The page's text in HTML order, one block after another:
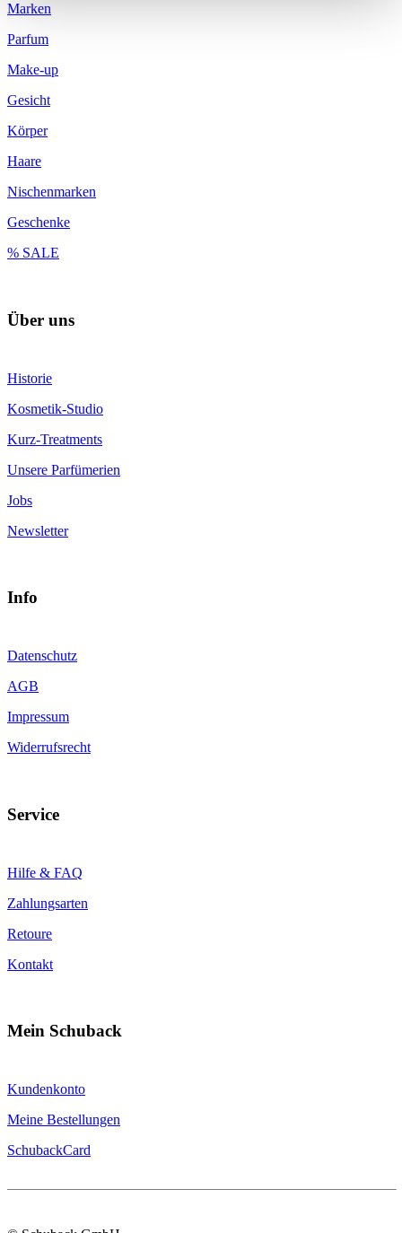
Marken
Parfum
Make-up
Gesicht
Körper
Haare
Nischenmarken
Geschenke
% SALE
Über uns
Historie
Kosmetik-Studio
Kurz-Treatments
Unsere Parfümerien
Jobs
Newsletter
Info
Datenschutz
AGB
Impressum
Widerrufsrecht
Service
Hilfe & FAQ
Zahlungsarten
Retoure
Kontakt
Mein Schuback
Kundenkonto
Meine Bestellungen
SchubackCard